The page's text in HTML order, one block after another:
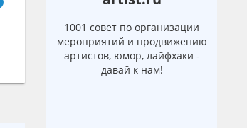
1001 совет по организации
мероприятий и продвижению
артистов, юмор, лайфхаки -
давай к нам!